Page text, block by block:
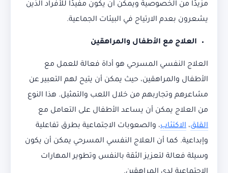
مزيدًا من الخصوصية ويمكن أن يكون مفيدًا للأفراد الذين
يشعرون بعدم الارتياح في البيئات الجماعية.
العلاج مع الأطفال والمراهقين
العلاج النفسي المسرحي هو أداة فعالة للعمل مع
الأطفال والمراهقين، حيث يمكن أن يتيح لهم التعبير عن
مشاعرهم وتجاربهم من خلال اللعب والتمثيل. هذا النوع
من العلاج يمكن أن يساعد الأطفال على التعامل مع
القلق، الاكتئاب، والصعوبات الاجتماعية بطرق تفاعلية
وإبداعية. كما أن العلاج النفسي المسرحي يمكن أن يكون
وسيلة فعالة لتعزيز الثقة بالنفس وتطوير المهارات